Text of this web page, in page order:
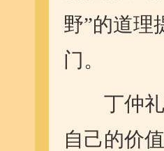
野”的道理
门。
丁仲礼
自己的价